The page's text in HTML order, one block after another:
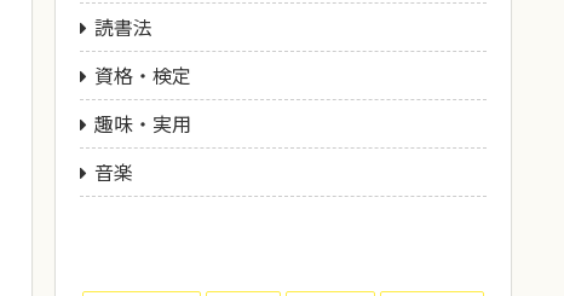
読書法
資格・検定
趣味・実用
音楽